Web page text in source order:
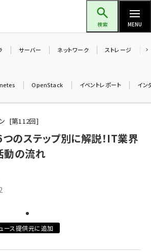
検索 MENU
ム貢献～仲間と築いた勝利の絆～ (2329)
サーバー ネットワーク ストレージ
OpenStack イベントレポート イン
第112回
つのステップ別に解説！IT業界
動の流れ
ース提供元に追加